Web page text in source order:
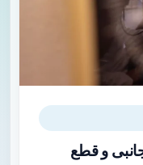
و قطع